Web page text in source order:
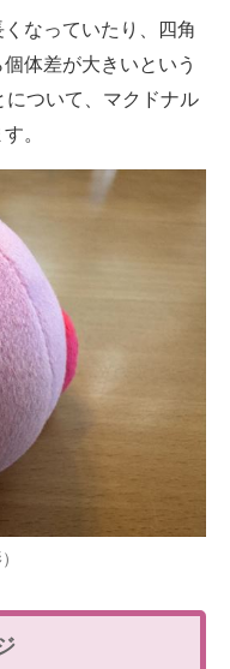
なっていたり、四角
体差が大きいという
ついて、マクドナル
。